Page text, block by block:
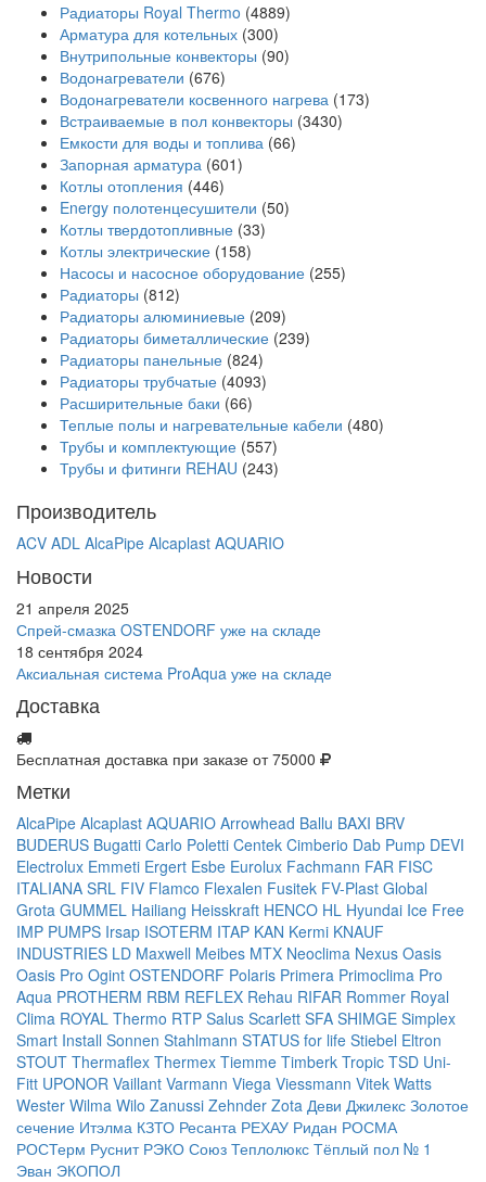
Радиаторы Royal Thermo (4889)
Арматура для котельных (300)
Внутрипольные конвекторы (90)
Водонагреватели (676)
Водонагреватели косвенного нагрева (173)
Встраиваемые в пол конвекторы (3430)
Емкости для воды и топлива (66)
Запорная арматура (601)
Котлы отопления (446)
Energy полотенцесушители (50)
Котлы твердотопливные (33)
Котлы электрические (158)
Насосы и насосное оборудование (255)
Радиаторы (812)
Радиаторы алюминиевые (209)
Радиаторы биметаллические (239)
Радиаторы панельные (824)
Радиаторы трубчатые (4093)
Расширительные баки (66)
Теплые полы и нагревательные кабели (480)
Трубы и комплектующие (557)
Трубы и фитинги REHAU (243)
Производитель
ACV ADL AlcaPipe Alcaplast AQUARIO
Новости
21 апреля 2025
Спрей-смазка OSTENDORF уже на складе
18 сентября 2024
Аксиальная система ProAqua уже на складе
Доставка
Бесплатная доставка при заказе от 75000
Метки
AlcaPipe Alcaplast AQUARIO Arrowhead Ballu BAXI BRV
BUDERUS Bugatti Carlo Poletti Centek Cimberio Dab Pump DEVI
Electrolux Emmeti Ergert Esbe Eurolux Fachmann FAR FISC
ITALIANA SRL FIV Flamco Flexalen Fusitek FV-Plast Global
Grota GUMMEL Hailiang Heisskraft HENCO HL Hyundai Ice Free
IMP PUMPS Irsap ISOTERM ITAP KAN Kermi KNAUF
INDUSTRIES LD Maxwell Meibes MTX Neoclima Nexus Oasis
Oasis Pro Ogint OSTENDORF Polaris Primera Primoclima Pro
Aqua PROTHERM RBM REFLEX Rehau RIFAR Rommer Royal
Clima ROYAL Thermo RTP Salus Scarlett SFA SHIMGE Simplex
Smart Install Sonnen Stahlmann STATUS for life Stiebel Eltron
STOUT Thermaflex Thermex Tiemme Timberk Tropic TSD Uni-
Fitt UPONOR Vaillant Varmann Viega Viessmann Vitek Watts
Wester Wilma Wilo Zanussi Zehnder Zota Деви Джилекс Золотое
сечение Итэлма КЗТО Ресанта РЕХАУ Ридан РОСМА
РОСТерм Руснит РЭКО Союз Теплолюкс Тёплый пол № 1
Эван ЭКОПОЛ